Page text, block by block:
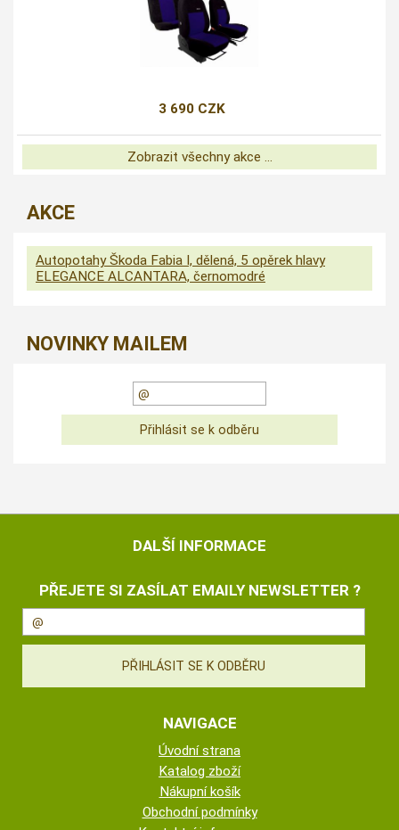
3 690 CZK
Zobrazit všechny akce ...
AKCE
Autopotahy Škoda Fabia I, dělená, 5 opěrek hlavy
ELEGANCE ALCANTARA, černomodré
NOVINKY MAILEM
DALŠÍ INFORMACE
PŘEJETE SI ZASÍLAT EMAILY NEWSLETTER ?
NAVIGACE
Úvodní strana
Katalog zboží
Nákupní košík
Obchodní podmínky